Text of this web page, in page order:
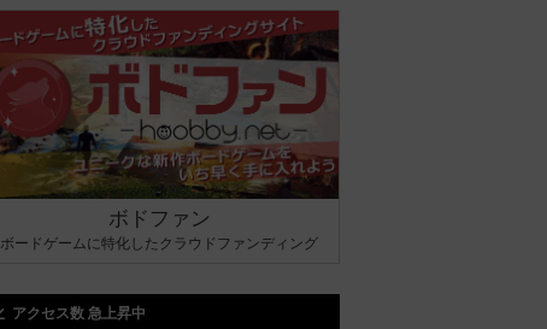
ボドファン
ボードゲームに特化したクラウドファンディング
アクセス数 急上昇中